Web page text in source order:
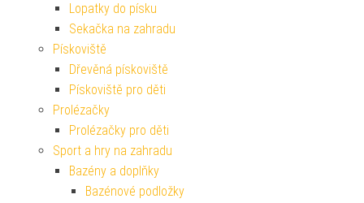
Lopatky do písku
Sekačka na zahradu
Pískoviště
Dřevěná pískoviště
Pískoviště pro děti
Prolézačky
Prolézačky pro děti
Sport a hry na zahradu
Bazény a doplňky
Bazénové podložky